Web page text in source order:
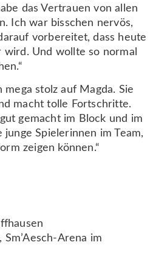
das Vertrauen von allen
Ich war bisschen nervös,
vorbereitet, dass heute
Und wollte so normal
mega stolz auf Magda. Sie
macht tolle Fortschritte.
gemacht im Block und im
Spielerinnen im Team,
zeigen können.“
Arena im